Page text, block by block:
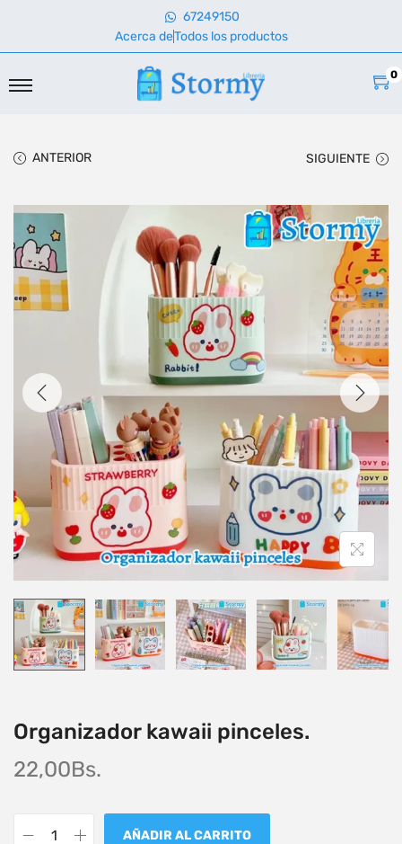
67249150
Acerca deTodos los productos
0
ANTERIOR SIGUIENTE
Organizador kawaii pinceles.
22,00Bs.
AÑADIR AL CARRITO